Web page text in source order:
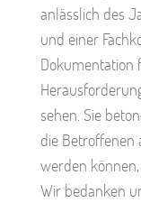
anlässlich des
und einer
Dokumentation
sehen. Sie
die Betroffenen
werden
Wir bedanken